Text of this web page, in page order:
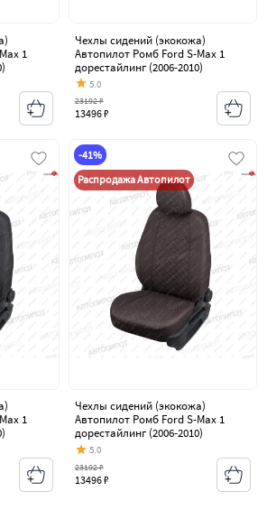
1
Чехлы сидений (экокожа)
Автопилот Ромб Ford S-Max 1
дорестайлинг (2006-2010)
5.0
13496 ₽
23192 ₽
1
-41%
Распродажа Автопилот
Чехлы сидений (экокожа)
Автопилот Ромб Ford S-Max 1
дорестайлинг (2006-2010)
5.0
13496 ₽
23192 ₽